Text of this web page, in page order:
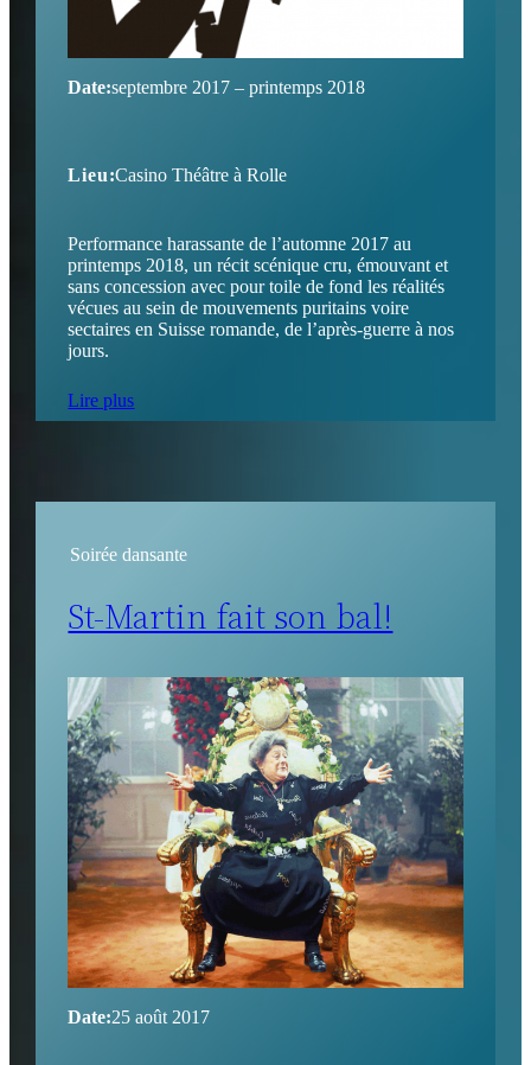
Date:septembre 2017 – printemps 2018
Lieu:Casino Théâtre à Rolle
Performance harassante de l’automne 2017 au
printemps 2018, un récit scénique cru, émouvant et
sans concession avec pour toile de fond les réalités
vécues au sein de mouvements puritains voire
sectaires en Suisse romande, de l’après-guerre à nos
jours.
Lire plus
Soirée dansante
St-Martin fait son bal!
Date:25 août 2017